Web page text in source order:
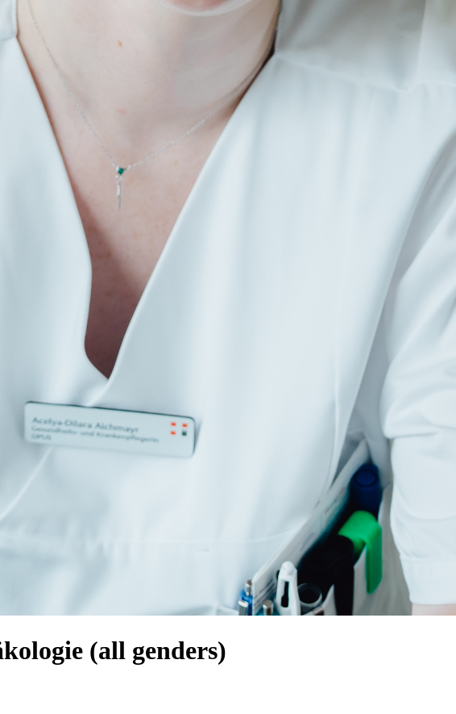
(all genders)